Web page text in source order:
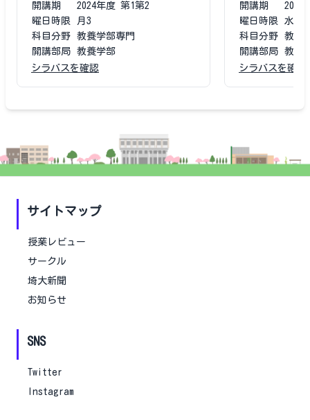
開講期 2024年度 第1第2
曜日時限
月3
科目分野
教養学部専門
開講部局
教養学部
シラバスを確認
開講期 2023
曜日時限
水5
科目分野
教養
開講部局
教養
シラバスを確認
サイトマップ
授業レビュー
サークル
埼大新聞
お知らせ
SNS
Twitter
Instagram